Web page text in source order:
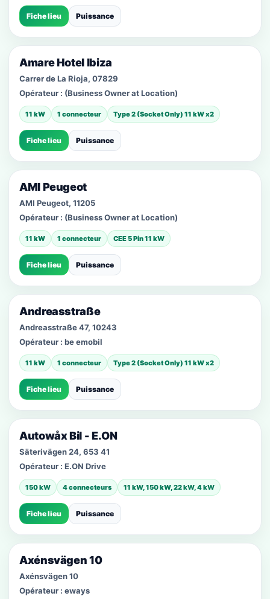
Fiche lieu Puissance
Amare Hotel Ibiza
Carrer de La Rioja, 07829
Opérateur : (Business Owner at Location)
11 kW 1 connecteur Type 2 (Socket Only) 11 kW x2
Fiche lieu Puissance
AMI Peugeot
AMI Peugeot, 11205
Opérateur : (Business Owner at Location)
11 kW 1 connecteur CEE 5 Pin 11 kW
Fiche lieu Puissance
Andreasstraße
Andreasstraße 47, 10243
Opérateur : be emobil
11 kW 1 connecteur Type 2 (Socket Only) 11 kW x2
Fiche lieu Puissance
Autowåx Bil - E.ON
Säterivägen 24, 653 41
Opérateur : E.ON Drive
150 kW 4 connecteurs 11 kW, 150 kW, 22 kW, 4 kW
Fiche lieu Puissance
Axénsvägen 10
Axénsvägen 10
Opérateur : eways